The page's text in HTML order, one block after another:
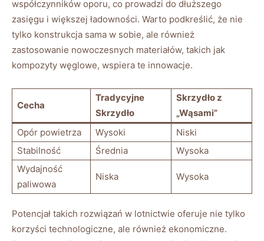
współczynników oporu, co prowadzi do dłuższego
zasięgu ‌i większej ładowności. Warto podkreślić, że nie
tylko ⁤konstrukcja sama w sobie, ale⁤ również
zastosowanie nowoczesnych materiałów, takich jak
kompozyty węglowe, wspiera te innowacje.
Cecha
Tradycyjne
Skrzydło
Skrzydło z
„Wąsami”
Opór ⁤powietrza
Wysoki
Niski
Stabilność
Średnia
Wysoka
Wydajność
paliwowa
Niska Wysoka
Potencjał⁢ takich rozwiązań w lotnictwie oferuje ​nie tylko
korzyści technologiczne, ale również‌ ekonomiczne.